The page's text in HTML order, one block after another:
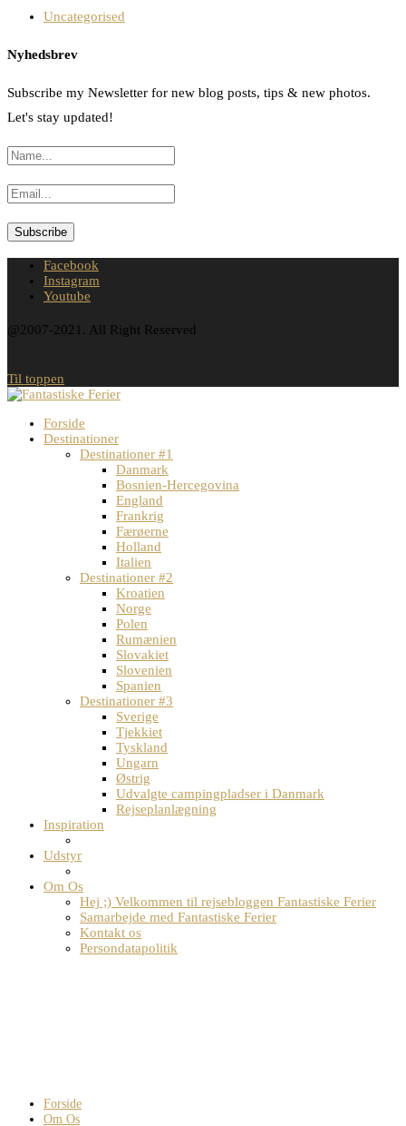
Uncategorised
Nyhedsbrev
Subscribe my Newsletter for new blog posts, tips & new photos.
Let's stay updated!
Facebook
Instagram
Youtube
@2007-2021. All Right Reserved
Til toppen
Forside
Destinationer
Destinationer #1
Danmark
Bosnien-Hercegovina
England
Frankrig
Færøerne
Holland
Italien
Destinationer #2
Kroatien
Norge
Polen
Rumænien
Slovakiet
Slovenien
Spanien
Destinationer #3
Sverige
Tjekkiet
Tyskland
Ungarn
Østrig
Udvalgte campingpladser i Danmark
Rejseplanlægning
Inspiration
Udstyr
Om Os
Hej ;) Velkommen til rejsebloggen Fantastiske Ferier
Samarbejde med Fantastiske Ferier
Kontakt os
Persondatapolitik
Forside
Om Os